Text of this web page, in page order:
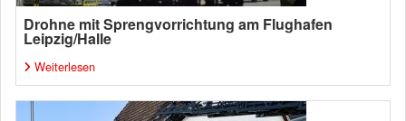
Drohne mit Sprengvorrichtung am Flughafen
Leipzig/Halle
Weiterlesen